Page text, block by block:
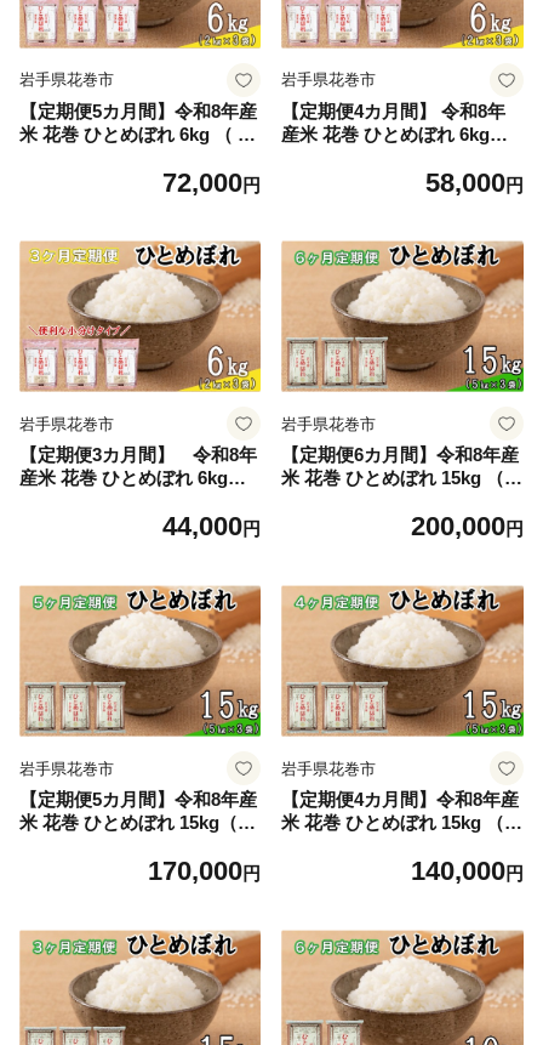
岩手県花巻市
【定期便5カ月間】令和8年産
米 花巻 ひとめぼれ 6kg （ 2k
続でお届け＝計30kg＞ 【246
72,000円
岩手県花巻市
【定期便4カ月間】 令和8年
産米 花巻 ひとめぼれ 6kg（ 2
続でお届け＝計24kg＞ 【246
58,000円
岩手県花巻市
【定期便3カ月間】 令和8年
産米 花巻 ひとめぼれ 6kg（ 2
続でお届け＝計18kg＞ 【246
44,000円
岩手県花巻市
【定期便6カ月間】令和8年産
米 花巻 ひとめぼれ 15kg （5
でお届け＝計90kg＞ 【246
200,000円
岩手県花巻市
【定期便5カ月間】令和8年産
米 花巻 ひとめぼれ 15kg（5k
でお届け＝計75kg＞ 【246
170,000円
岩手県花巻市
【定期便4カ月間】令和8年産
米 花巻 ひとめぼれ 15kg （5
でお届け＝計60kg＞ 【246
140,000円